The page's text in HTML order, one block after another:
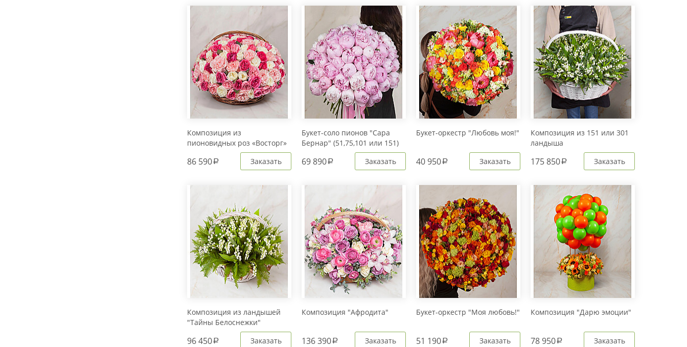
Композиция из
пионовидных роз «Восторг»
86 590a Заказать
Букет-соло пионов "Сара
Бернар" (51,75,101 или 151)
69 890a Заказать
Букет-оркестр "Любовь моя!"
40 950a Заказать
Композиция из 151 или 301
ландыша
175 850a Заказать
Композиция из ландышей
"Тайны Белоснежки"
96 450a Заказать
Композиция "Афродита"
136 390a Заказать
Букет-оркестр "Моя любовь!"
51 190a Заказать
Композиция "Дарю эмоции"
78 950a Заказать